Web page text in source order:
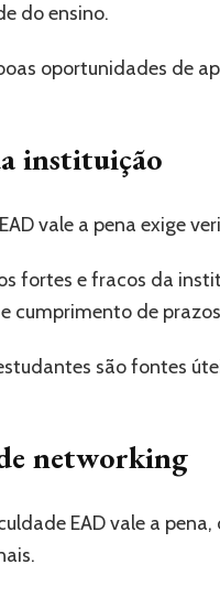
do ensino.
oportunidades de
instituição
vale a pena exige
fortes e fracos da
cumprimento de
são fontes
networking
EAD vale a